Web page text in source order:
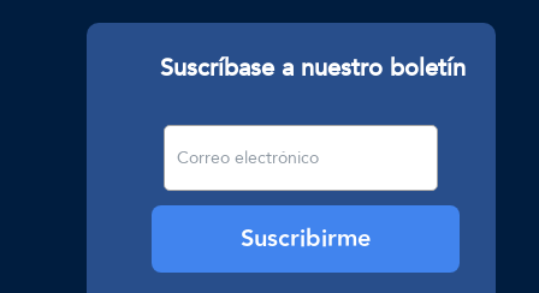
Suscríbase a nuestro boletín
Suscribirme